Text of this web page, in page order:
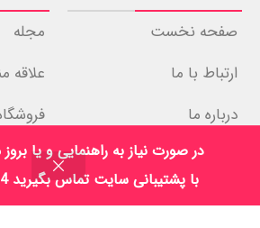
در صورت نیاز به راهنمایی و یا
با پشتیبانی سایت تماس بگیرید 09120876634
صفحه نخست
ارتباط با ما
درباره ما
مجله
علاقه
نمادهای اعتماد
علاقه مندی سبد خرید
حساب کاربری من